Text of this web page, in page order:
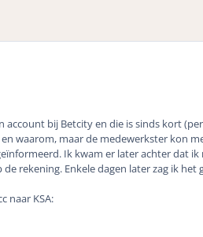
bij Betcity en die is sinds kort
waarom, maar de medewerkster kon
Ik kwam er later achter dat
rekening. Enkele dagen later zag ik
naar KSA: